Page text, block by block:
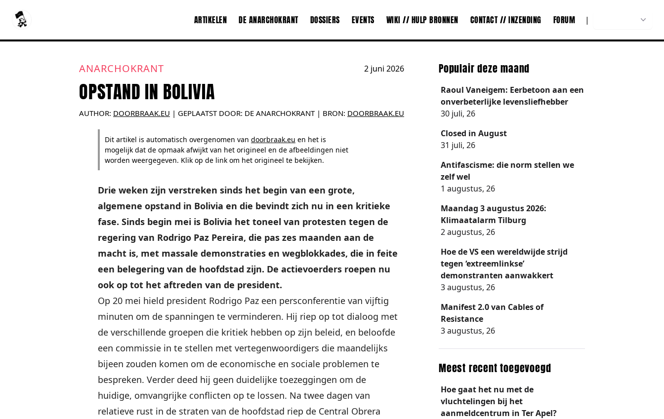
ARTIKELEN DE ANARCHOKRANT DOSSIERS EVENTS WIKI // HULP BRONNEN CONTACT // INZENDING FORUM |
ANARCHOKRANT 2 juni 2026
OPSTAND IN BOLIVIA
AUTHOR: DOORBRAAK.EU | GEPLAATST DOOR: DE ANARCHOKRANT| BRON: DOORBRAAK.EU
Dit artikel is automatisch overgenomen van doorbraak.eu en het is
mogelijk dat de opmaak afwijkt van het origineel en de afbeeldingen niet
worden weergegeven. Klik op de link om het origineel te bekijken.
Drie weken zijn verstreken sinds het begin van een grote,
algemene opstand in Bolivia en die bevindt zich nu in een kritieke
fase. Sinds begin mei is Bolivia het toneel van protesten tegen de
regering van Rodrigo Paz Pereira, die pas zes maanden aan de
macht is, met massale demonstraties en wegblokkades, die in feite
een belegering van de hoofdstad zijn. De actievoerders roepen nu
ook op tot het aftreden van de president.
Op 20 mei hield president Rodrigo Paz een persconferentie van vijftig
minuten om de spanningen te verminderen. Hij riep op tot dialoog met
de verschillende groepen die kritiek hebben op zijn beleid, en beloofde
een commissie in te stellen met vertegenwoordigers die maandelijks
bijeen zouden komen om de economische en sociale problemen te
bespreken. Verder deed hij geen duidelijke toezeggingen om de
huidige, omvangrijke conflicten op te lossen. Na twee dagen van
relatieve rust in de straten van de hoofdstad riep de Central Obrera
Populair deze maand
Raoul Vaneigem: Eerbetoon aan een
onverbeterlijke levensliefhebber
30 juli, 26
Closed in August
31 juli, 26
Antifascisme: die norm stellen we
zelf wel
1 augustus, 26
Maandag 3 augustus 2026:
Klimaatalarm Tilburg
2 augustus, 26
Hoe de VS een wereldwijde strijd
tegen ‘extreemlinkse’
demonstranten aanwakkert
3 augustus, 26
Manifest 2.0 van Cables of
Resistance
3 augustus, 26
Meest recent toegevoegd
Hoe gaat het nu met de
vluchtelingen bij het
aanmeldcentrum in Ter Apel?